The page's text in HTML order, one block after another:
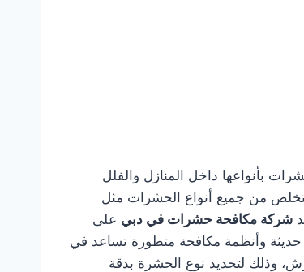
بأنواعها داخل المنازل والفلل
من جميع أنواع الحشرات مثل
شركة مكافحة حشرات في دبي على
حديثة وأنظمة مكافحة متطورة تساعد في
وذلك لتحديد نوع الحشرة بدقة